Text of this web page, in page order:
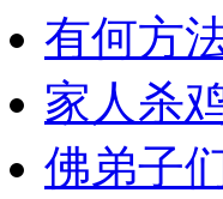
有何方
家人杀
佛弟子